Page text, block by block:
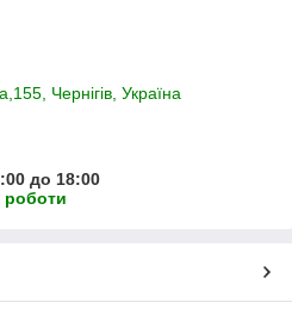
Чернігів, Україна
до 18:00
роботи